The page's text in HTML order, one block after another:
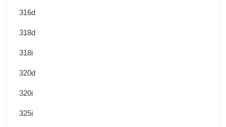
316d
318d
318i
320d
320i
325i